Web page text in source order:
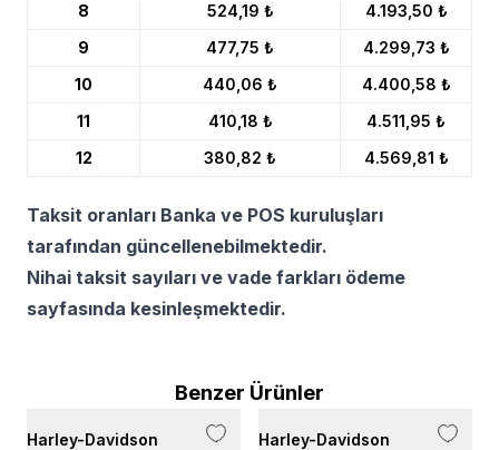
8
524,19 ₺
4.193,50 ₺
9
477,75 ₺
4.299,73 ₺
10
440,06 ₺
4.400,58 ₺
11
410,18 ₺
4.511,95 ₺
12
380,82 ₺ 4.569,81 ₺
Taksit oranları Banka ve POS kuruluşları
tarafından güncellenebilmektedir.
Nihai taksit sayıları ve vade farkları ödeme
sayfasında kesinleşmektedir.
Benzer Ürünler
Harley-Davidson
Harley-Davidson